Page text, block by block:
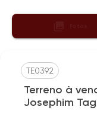
TE0392
Terreno à
Josephim